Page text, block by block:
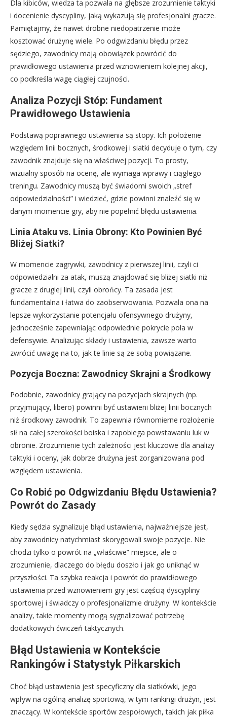
Dla kibiców, wiedza ta pozwala na głębsze zrozumienie taktyki
i docenienie dyscypliny, jaką wykazują się profesjonalni gracze.
Pamiętajmy, że nawet drobne niedopatrzenie może
kosztować drużynę wiele. Po odgwizdaniu błędu przez
sędziego, zawodnicy mają obowiązek powrócić do
prawidłowego ustawienia przed wznowieniem kolejnej akcji,
co podkreśla wagę ciągłej czujności.
Analiza Pozycji Stóp: Fundament
Prawidłowego Ustawienia
Podstawą poprawnego ustawienia są stopy. Ich położenie
względem linii bocznych, środkowej i siatki decyduje o tym, czy
zawodnik znajduje się na właściwej pozycji. To prosty,
wizualny sposób na ocenę, ale wymaga wprawy i ciągłego
treningu. Zawodnicy muszą być świadomi swoich „stref
odpowiedzialności” i wiedzieć, gdzie powinni znaleźć się w
danym momencie gry, aby nie popełnić błędu ustawienia.
Linia Ataku vs. Linia Obrony: Kto Powinien Być
Bliżej Siatki?
W momencie zagrywki, zawodnicy z pierwszej linii, czyli ci
odpowiedzialni za atak, muszą znajdować się bliżej siatki niż
gracze z drugiej linii, czyli obrońcy. Ta zasada jest
fundamentalna i łatwa do zaobserwowania. Pozwala ona na
lepsze wykorzystanie potencjału ofensywnego drużyny,
jednocześnie zapewniając odpowiednie pokrycie pola w
defensywie. Analizując składy i ustawienia, zawsze warto
zwrócić uwagę na to, jak te linie są ze sobą powiązane.
Pozycja Boczna: Zawodnicy Skrajni a Środkowy
Podobnie, zawodnicy grający na pozycjach skrajnych (np.
przyjmujący, libero) powinni być ustawieni bliżej linii bocznych
niż środkowy zawodnik. To zapewnia równomierne rozłożenie
sił na całej szerokości boiska i zapobiega powstawaniu luk w
obronie. Zrozumienie tych zależności jest kluczowe dla analizy
taktyki i oceny, jak dobrze drużyna jest zorganizowana pod
względem ustawienia.
Co Robić po Odgwizdaniu Błędu Ustawienia?
Powrót do Zasady
Kiedy sędzia sygnalizuje błąd ustawienia, najważniejsze jest,
aby zawodnicy natychmiast skorygowali swoje pozycje. Nie
chodzi tylko o powrót na „właściwe” miejsce, ale o
zrozumienie, dlaczego do błędu doszło i jak go uniknąć w
przyszłości. Ta szybka reakcja i powrót do prawidłowego
ustawienia przed wznowieniem gry jest częścią dyscypliny
sportowej i świadczy o profesjonalizmie drużyny. W kontekście
analizy, takie momenty mogą sygnalizować potrzebę
dodatkowych ćwiczeń taktycznych.
Błąd Ustawienia w Kontekście
Rankingów i Statystyk Piłkarskich
Choć błąd ustawienia jest specyficzny dla siatkówki, jego
wpływ na ogólną analizę sportową, w tym rankingi drużyn, jest
znaczący. W kontekście sportów zespołowych, takich jak piłka